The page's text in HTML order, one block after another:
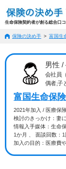
生命保険契約者が創る総合口
保険の決め手 富国生
男性 /
会社員
偶者,子
富国生命保
2021年加入 / 医療保
検討のきっかけ：妻
情報入手媒体：生命
1か月 、 面談回数：1
加入の目的：医療費